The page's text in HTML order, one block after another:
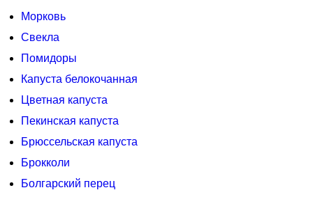
Морковь
Свекла
Помидоры
Капуста белокочанная
Цветная капуста
Пекинская капуста
Брюссельская капуста
Брокколи
Болгарский перец